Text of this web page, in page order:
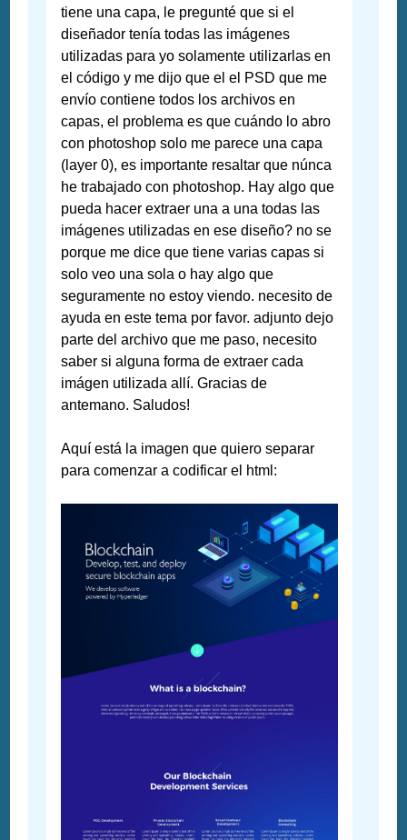
tiene una capa, le pregunté que si el
diseñador tenía todas las imágenes
utilizadas para yo solamente utilizarlas en
el código y me dijo que el el PSD que me
envío contiene todos los archivos en
capas, el problema es que cuándo lo abro
con photoshop solo me parece una capa
(layer 0), es importante resaltar que núnca
he trabajado con photoshop. Hay algo que
pueda hacer extraer una a una todas las
imágenes utilizadas en ese diseño? no se
porque me dice que tiene varias capas si
solo veo una sola o hay algo que
seguramente no estoy viendo. necesito de
ayuda en este tema por favor. adjunto dejo
parte del archivo que me paso, necesito
saber si alguna forma de extraer cada
imágen utilizada allí. Gracias de
antemano. Saludos!
Aquí está la imagen que quiero separar
para comenzar a codificar el html: